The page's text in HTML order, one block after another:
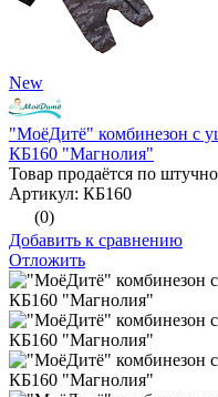
New
"МоёДитё" комбинезон с
КБ160 "Магнолия"
Товар продаётся по
Артикул: КБ160
(0)
Добавить к сравнению
Отложить